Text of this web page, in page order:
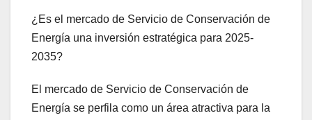
¿Es el mercado de Servicio de Conservación de
Energía una inversión estratégica para 2025-
2035?
El mercado de Servicio de Conservación de
Energía se perfila como un área atractiva para la